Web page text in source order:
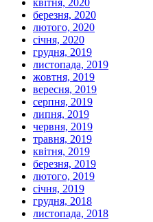
квітня, 2020
березня, 2020
лютого, 2020
січня, 2020
грудня, 2019
листопада, 2019
жовтня, 2019
вересня, 2019
серпня, 2019
липня, 2019
червня, 2019
травня, 2019
квітня, 2019
березня, 2019
лютого, 2019
січня, 2019
грудня, 2018
листопада, 2018